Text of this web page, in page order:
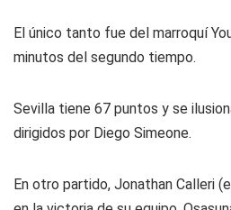
El único tanto fue del marroquí
minutos del segundo tiempo.
Sevilla tiene 67 puntos y se
dirigidos por Diego Simeone.
En otro partido, Jonathan Calleri